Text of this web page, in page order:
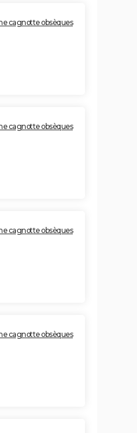
cagnotte obsèques
cagnotte obsèques
cagnotte obsèques
cagnotte obsèques